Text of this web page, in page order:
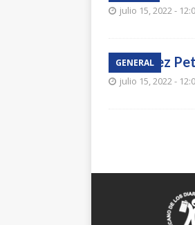
julio 15, 2022 -
GENERAL
Álvarez
julio 15, 2022 -